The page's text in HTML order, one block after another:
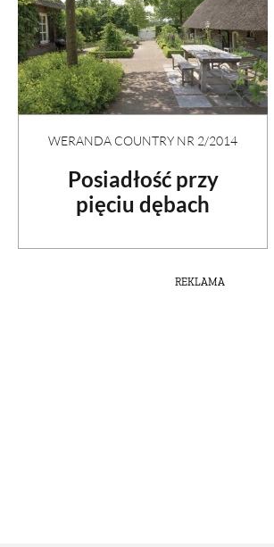
WERANDA COUNTRY NR 2/2014
Posiadłość przy
pięciu dębach
REKLAMA